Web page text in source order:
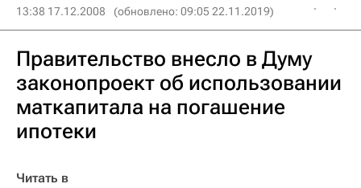
13:38 17.12.2008 (обновлено: 09:05 22.11.2019)
Правительство внесло в Думу
законопроект об использовании
маткапитала на погашение
ипотеки
Читать в